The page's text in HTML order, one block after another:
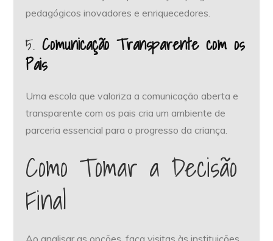
pedagógicos inovadores e enriquecedores.
5.Comunicação Transparente com os
Pais
Uma escola que valoriza a comunicação aberta e
transparente com os pais cria um ambiente de
parceria essencial para o progresso da criança.
Como Tomar a Decisão
Final